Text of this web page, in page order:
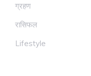
ग्रहण
रासिफल
Lifestyle